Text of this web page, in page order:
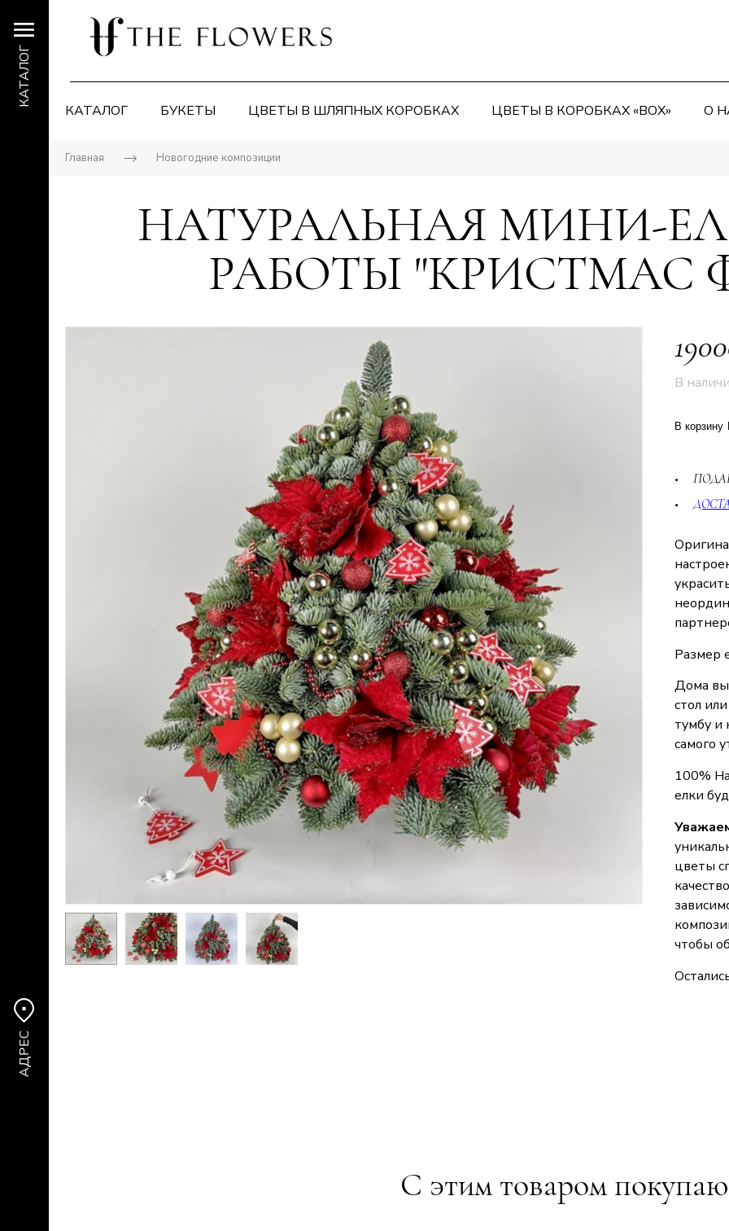
КАТАЛОГ
АДРЕС
КАТАЛОГ БУКЕТЫ ЦВЕТЫ В ШЛЯПНЫХ КОРОБКАХ ЦВЕТЫ В КОРОБКАХ «BOX» О
Главная Новогодние композиции
НАТУРАЛЬНАЯ МИНИ-
РАБОТЫ "КРИСТМАС
В
В корзину
Размер
Дома
стол
тумбу и
самого
100%
елки
цветы
чтобы
С этим товаром